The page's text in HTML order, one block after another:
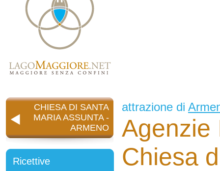
CHIESA DI SANTA
MARIA ASSUNTA -
ARMENO
Ricettive
attrazione di
Agenzie
Chiesa